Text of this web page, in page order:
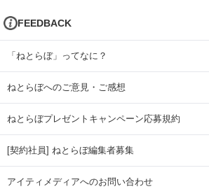
FEEDBACK
「ねとらぼ」ってなに？
ねとらぼへのご意見・ご感想
ねとらぼプレゼントキャンペーン応募規約
[契約社員] ねとらぼ編集者募集
アイティメディアへのお問い合わせ